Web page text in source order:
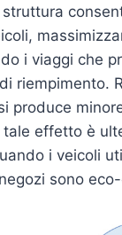
i viaggi che
riempimento.
produce
tale effetto è
i veicoli
sono